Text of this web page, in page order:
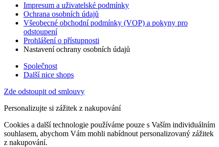
Impresum a uživatelské podmínky
Ochrana osobních údajů
Všeobecné obchodní podmínky (VOP) a pokyny pro
odstoupení
Prohlášení o přístupnosti
Nastavení ochrany osobních údajů
Společnost
Další nice shops
Zde odstoupit od smlouvy
Personalizujte si zážitek z nakupování
Cookies a další technologie používáme pouze s Vaším individuálním
souhlasem, abychom Vám mohli nabídnout personalizovaný zážitek
z nakupování.